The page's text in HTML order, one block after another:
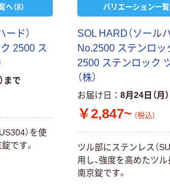
（8）
ード）
2500 ス
まで
）を使
です。
バリエーション一覧
SOL HARD（ソール
No.2500 ステンロッ
2500 ステンロック
（株）
お届け日 8月24日（月
￥2,847~ （税込）
ツル部にステンレス（
用し、強度を高めたツ
南京錠です。